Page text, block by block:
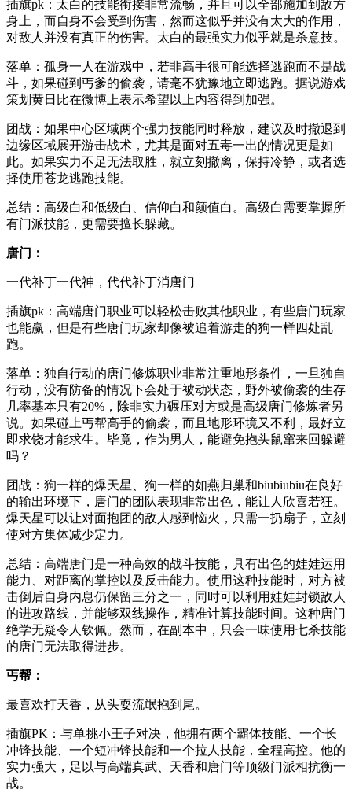
插旗pk：太白的技能衔接非常流畅，并且可以全部施加到敌方
身上，而自身不会受到伤害，然而这似乎并没有太大的作用，
对敌人并没有真正的伤害。太白的最强实力似乎就是杀意技。
落单：孤身一人在游戏中，若非高手很可能选择逃跑而不是战
斗，如果碰到丐爹的偷袭，请毫不犹豫地立即逃跑。据说游戏
策划黄日比在微博上表示希望以上内容得到加强。
团战：如果中心区域两个强力技能同时释放，建议及时撤退到
边缘区域展开游击战术，尤其是面对五毒一出的情况更是如
此。如果实力不足无法取胜，就立刻撤离，保持冷静，或者选
择使用苍龙逃跑技能。
总结：高级白和低级白、信仰白和颜值白。高级白需要掌握所
有门派技能，更需要擅长躲藏。
唐门：
一代补丁一代神，代代补丁消唐门
插旗pk：高端唐门职业可以轻松击败其他职业，有些唐门玩家
也能赢，但是有些唐门玩家却像被追着游走的狗一样四处乱
跑。
落单：独自行动的唐门修炼职业非常注重地形条件，一旦独自
行动，没有防备的情况下会处于被动状态，野外被偷袭的生存
几率基本只有20%，除非实力碾压对方或是高级唐门修炼者另
说。如果碰上丐帮高手的偷袭，而且地形环境又不利，最好立
即求饶才能求生。毕竟，作为男人，能避免抱头鼠窜来回躲避
吗？
团战：狗一样的爆天星、狗一样的如燕归巢和biubiubiu在良好
的输出环境下，唐门的团队表现非常出色，能让人欣喜若狂。
爆天星可以让对面抱团的敌人感到恼火，只需一扔扇子，立刻
使对方集体减少定力。
总结：高端唐门是一种高效的战斗技能，具有出色的娃娃运用
能力、对距离的掌控以及反击能力。使用这种技能时，对方被
击倒后自身内息仍保留三分之一，同时可以利用娃娃封锁敌人
的进攻路线，并能够双线操作，精准计算技能时间。这种唐门
绝学无疑令人钦佩。然而，在副本中，只会一味使用七杀技能
的唐门无法取得进步。
丐帮：
最喜欢打天香，从头耍流氓抱到尾。
插旗PK：与单挑小王子对决，他拥有两个霸体技能、一个长
冲锋技能、一个短冲锋技能和一个拉人技能，全程高控。他的
实力强大，足以与高端真武、天香和唐门等顶级门派相抗衡一
战。